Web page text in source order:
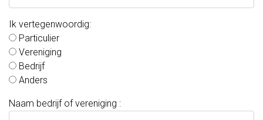
workshops
Feest
op
Ik vertegenwoordig:
Particulier
Vereniging
Bedrijf
Anders
Naam bedrijf of vereniging :